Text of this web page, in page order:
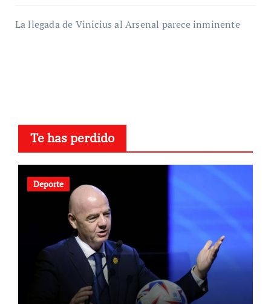
La llegada de Vinicius al Arsenal parece inminente
Te has perdido
Deporte